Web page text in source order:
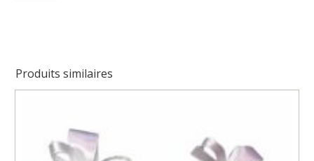
Produits similaires